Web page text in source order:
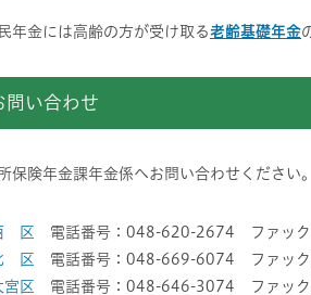
年金には高齢の方が受け取る老齢基礎年金
問い合わせ
保険年金課年金係へお問い合わせください。
区 電話番号：048-620-2674 ファッ
区
電話番号：048-669-6074 ファッ
宮区
電話番号：048-646-3074 ファッ